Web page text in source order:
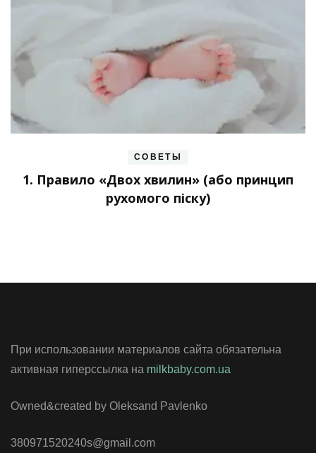
СОВЕТЫ
1. Правило «Двох хвилин» (або принцип
рухомого піску)
При использовании материалов сайта обязательна
активная гиперссылка на milkbaby.com.ua
Owned&created by Oleksand Pavlenko
380971520240s@gmail.com